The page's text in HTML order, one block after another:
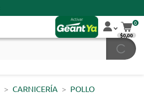
0
$0,00
CARNICERÍA POLLO